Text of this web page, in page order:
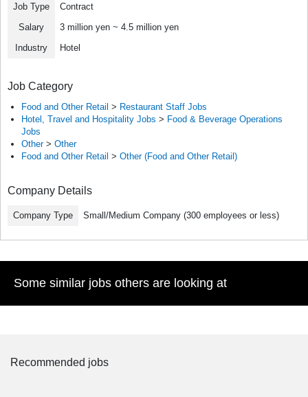
Job Type
Contract
Salary
3 million yen ~ 4.5 million yen
Industry
Hotel
Job Category
Food and Other Retail > Restaurant Staff Jobs
Hotel, Travel and Hospitality Jobs > Food & Beverage Operations
Jobs
Other> Other
Food and Other Retail > Other (Food and Other Retail)
Company Details
Company Type Small/Medium Company (300 employees or less)
Some similar jobs others are looking at
Recommended jobs